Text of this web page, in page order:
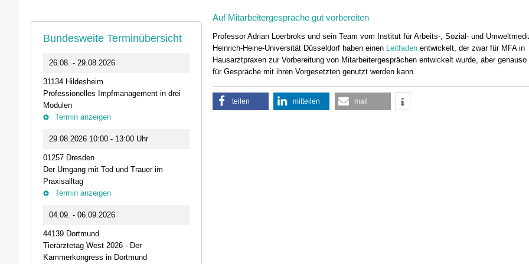
Auf Mitarbeitergespräche gut vorbereiten
Professor Adrian Loerbroks und sein Team vom Institut für Arbeits-, Sozial- und
Heinrich-Heine-Universität Düsseldorf haben einen Leitfaden entwickelt, der zwar für MFA in
Hausarztpraxen zur Vorbereitung von Mitarbeitergesprächen entwickelt wurde, aber
für Gespräche mit ihren Vorgesetzten genutzt werden kann.
teilen mitteilen mail
Bundesweite Terminübersicht
26.08. - 29.08.2026
31134 Hildesheim
Professionelles Impfmanagement in drei
Modulen
Termin anzeigen
29.08.2026 10:00 - 13:00 Uhr
01257 Dresden
Der Umgang mit Tod und Trauer im
Praxisalltag
Termin anzeigen
04.09. - 06.09.2026
44139 Dortmund
Tierärztetag West 2026 - Der
Kammerkongress in Dortmund
11.09.2026 19:00 Uhr
Stammtisch der Bezirksstelle Kleve/Wesel
Termin anzeigen
16.10. 12:00 Uhr - 17.10.2026 15:30
Uhr
70629 Stuttgart
infotage FACHDENTAL Stuttgart